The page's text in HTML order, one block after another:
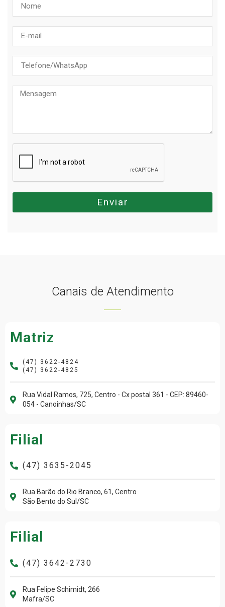
Enviar
Canais de Atendimento
Matriz
(47) 3622-4824
(47) 3622-4825
Rua Vidal Ramos, 725, Centro - Cx postal 361 - CEP: 89460-
054 - Canoinhas/SC
Filial
(47) 3635-2045
Rua Barão do Rio Branco, 61, Centro
São Bento do Sul/SC
Filial
(47) 3642-2730
Rua Felipe Schimidt, 266
Mafra/SC